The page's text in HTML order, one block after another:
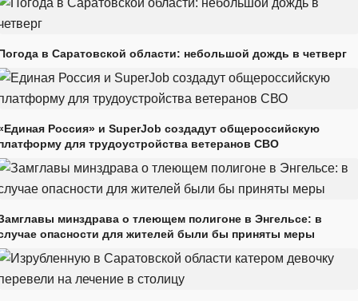
в Саратовской области: небольшой дождь в четверг
Россия» и SuperJob создадут общероссийскую
для трудоустройства ветеранов СВО
минздрава о тлеющем полигоне в Энгельсе: в
опасности для жителей были бы приняты меры